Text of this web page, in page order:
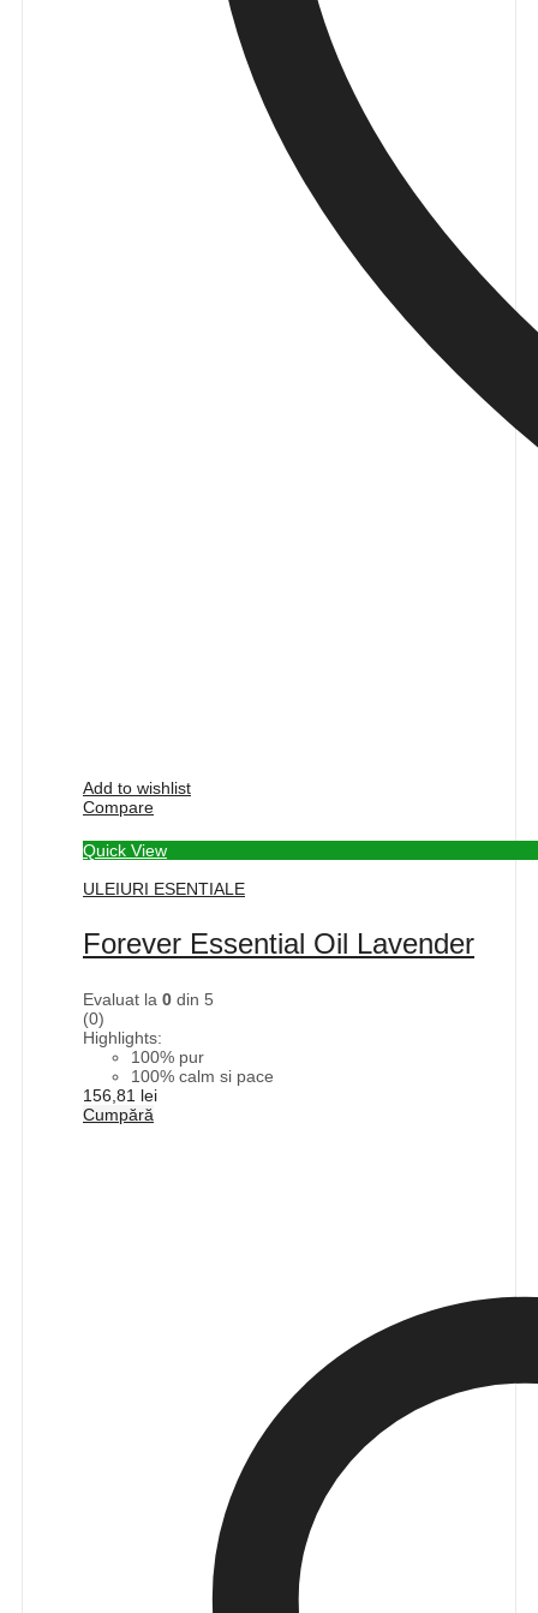
Add to wishlist
Compare
Quick View
ULEIURI ESENTIALE
Forever Essential Oil Lavender
Evaluat la 0 din 5
(0)
Highlights:
100% pur
100% calm si pace
156,81 lei
Cumpără